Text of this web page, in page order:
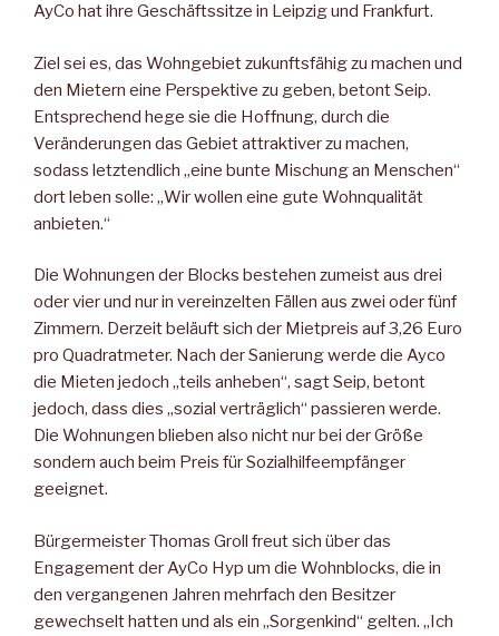
AyCo hat ihre Geschäftssitze in Leipzig und Frankfurt.
Ziel sei es, das Wohngebiet zukunftsfähig zu machen und
den Mietern eine Perspektive zu geben, betont Seip.
Entsprechend hege sie die Hoffnung, durch die
Veränderungen das Gebiet attraktiver zu machen,
sodass letztendlich „eine bunte Mischung an Menschen“
dort leben solle: „Wir wollen eine gute Wohnqualität
anbieten.“
Die Wohnungen der Blocks bestehen zumeist aus drei
oder vier und nur in vereinzelten Fällen aus zwei oder fünf
Zimmern. Derzeit beläuft sich der Mietpreis auf 3,26 Euro
pro Quadratmeter. Nach der Sanierung werde die Ayco
die Mieten jedoch „teils anheben“, sagt Seip, betont
jedoch, dass dies „sozial verträglich“ passieren werde.
Die Wohnungen blieben also nicht nur bei der Größe
sondern auch beim Preis für Sozialhilfeempfänger
geeignet.
Bürgermeister Thomas Groll freut sich über das
Engagement der AyCo Hyp um die Wohnblocks, die in
den vergangenen Jahren mehrfach den Besitzer
gewechselt hatten und als ein „Sorgenkind“ gelten. „Ich